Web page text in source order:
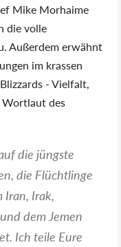
Mike Morhaime
die volle
Außerdem erwähnt
im krassen
Blizzards - Vielfalt,
Wortlaut des
die jüngste
die Flüchtlinge
Iran, Irak,
dem Jemen
Ich teile Eure